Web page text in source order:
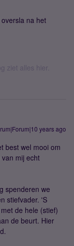
na het
ziet alles hier.
years ago
best wel mooi om
mij echt
spenderen we
stiefvader. 'S
de hele (stief)
de beurt. Hier